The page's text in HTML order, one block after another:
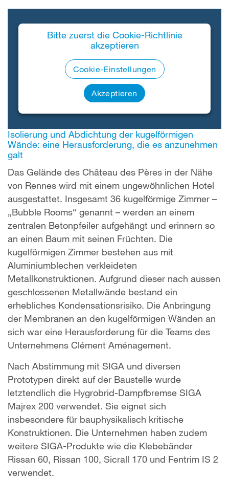
Bitte zuerst die Cookie-Richtlinie
akzeptieren
Cookie-Einstellungen
Akzeptieren
Isolierung und Abdichtung der kugelförmigen
Wände: eine Herausforderung, die es anzunehmen
galt
Das Gelände des Château des Pères in der Nähe
von Rennes wird mit einem ungewöhnlichen Hotel
ausgestattet. Insgesamt 36 kugelförmige Zimmer –
„Bubble Rooms“ genannt – werden an einem
zentralen Betonpfeiler aufgehängt und erinnern so
an einen Baum mit seinen Früchten. Die
kugelförmigen Zimmer bestehen aus mit
Aluminiumblechen verkleideten
Metallkonstruktionen. Aufgrund dieser nach aussen
geschlossenen Metallwände bestand ein
erhebliches Kondensationsrisiko. Die Anbringung
der Membranen an den kugelförmigen Wänden an
sich war eine Herausforderung für die Teams des
Unternehmens Clément Aménagement.
Nach Abstimmung mit SIGA und diversen
Prototypen direkt auf der Baustelle wurde
letztendlich die Hygrobrid-Dampfbremse SIGA
Majrex 200 verwendet. Sie eignet sich
insbesondere für bauphysikalisch kritische
Konstruktionen. Die Unternehmen haben zudem
weitere SIGA-Produkte wie die Klebebänder
Rissan 60, Rissan 100, Sicrall 170 und Fentrim IS 2
verwendet.